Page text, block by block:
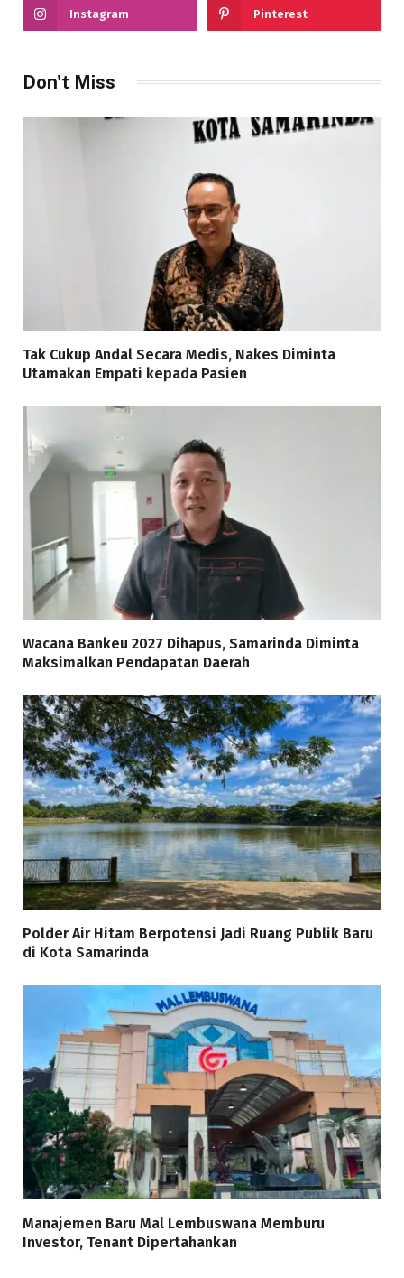
Instagram Pinterest
Don't Miss
Tak Cukup Andal Secara Medis, Nakes Diminta
Utamakan Empati kepada Pasien
Wacana Bankeu 2027 Dihapus, Samarinda Diminta
Maksimalkan Pendapatan Daerah
Polder Air Hitam Berpotensi Jadi Ruang Publik Baru
di Kota Samarinda
Manajemen Baru Mal Lembuswana Memburu
Investor, Tenant Dipertahankan